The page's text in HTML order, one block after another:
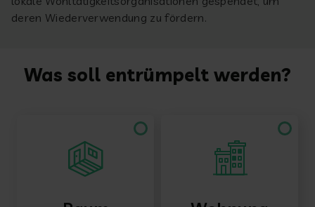
deren Wiederverwendung zu fördern.